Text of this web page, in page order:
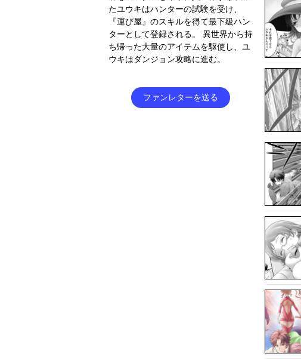
たユウキはハンターの試験を受け、
『運び屋』のスキルを得て最下級ハン
ターとして登録される。 異世界から持
ち帰った大量のアイテムを駆使し、ユ
ウキはダンジョン攻略に進む。
ファンレターを送る